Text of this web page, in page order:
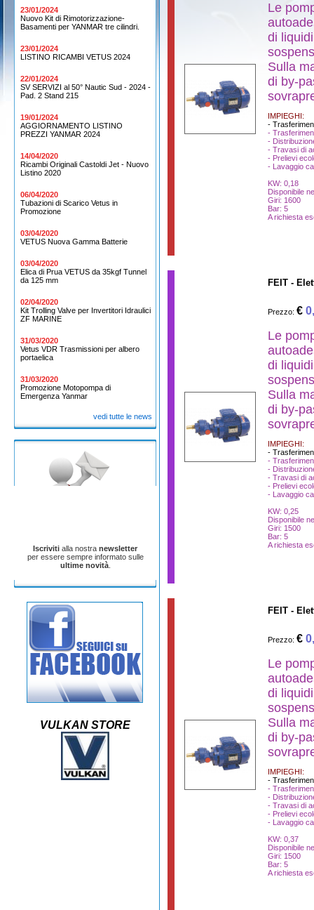
23/01/2024
Nuovo Kit di Rimotorizzazione-
Basamenti per YANMAR tre cilindri.
23/01/2024
LISTINO RICAMBI VETUS 2024
22/01/2024
SV SERVIZI al 50° Nautic Sud - 2024 -
Pad. 2 Stand 215
19/01/2024
AGGIORNAMENTO LISTINO
PREZZI YANMAR 2024
14/04/2020
Ricambi Originali Castoldi Jet - Nuovo
Listino 2020
06/04/2020
Tubazioni di Scarico Vetus in
Promozione
03/04/2020
VETUS Nuova Gamma Batterie
03/04/2020
Elica di Prua VETUS da 35kgf Tunnel
da 125 mm
02/04/2020
Kit Trolling Valve per Invertitori Idraulici
ZF MARINE
31/03/2020
Vetus VDR Trasmissioni per albero
portaelica
31/03/2020
Promozione Motopompa di
Emergenza Yanmar
vedi tutte le news
Iscriviti alla nostra newsletter
per essere sempre informato sulle
ultime novità.
VULKAN STORE
Le
di
Sulla
di by-
IMPIEGHI:
-
-
-
- Travasi di
- Prelievi
- Lavaggio
KW: 0,18
Disponibile
Giri: 1600
Bar: 5
A richiesta
FEIT -
Prezzo: €
Le
di
Sulla
di by-
IMPIEGHI:
-
-
-
- Travasi di
- Prelievi
- Lavaggio
KW: 0,25
Disponibile
Giri: 1500
Bar: 5
A richiesta
FEIT -
Prezzo: €
Le
di
Sulla
di by-
IMPIEGHI:
-
-
-
- Travasi di
- Prelievi
- Lavaggio
KW: 0,37
Disponibile
Giri: 1500
Bar: 5
A richiesta